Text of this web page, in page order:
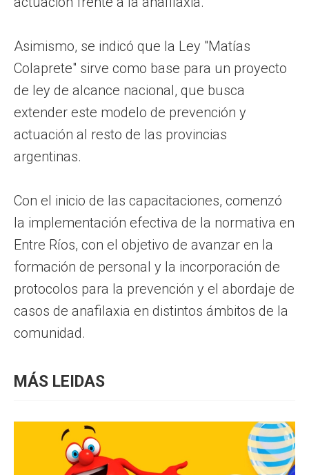
Asimismo, se indicó que la Ley "Matías
Colaprete" sirve como base para un proyecto
de ley de alcance nacional, que busca
extender este modelo de prevención y
actuación al resto de las provincias
argentinas.
Con el inicio de las capacitaciones, comenzó
la implementación efectiva de la normativa en
Entre Ríos, con el objetivo de avanzar en la
formación de personal y la incorporación de
protocolos para la prevención y el abordaje de
casos de anafilaxia en distintos ámbitos de la
comunidad.
MÁS LEIDAS